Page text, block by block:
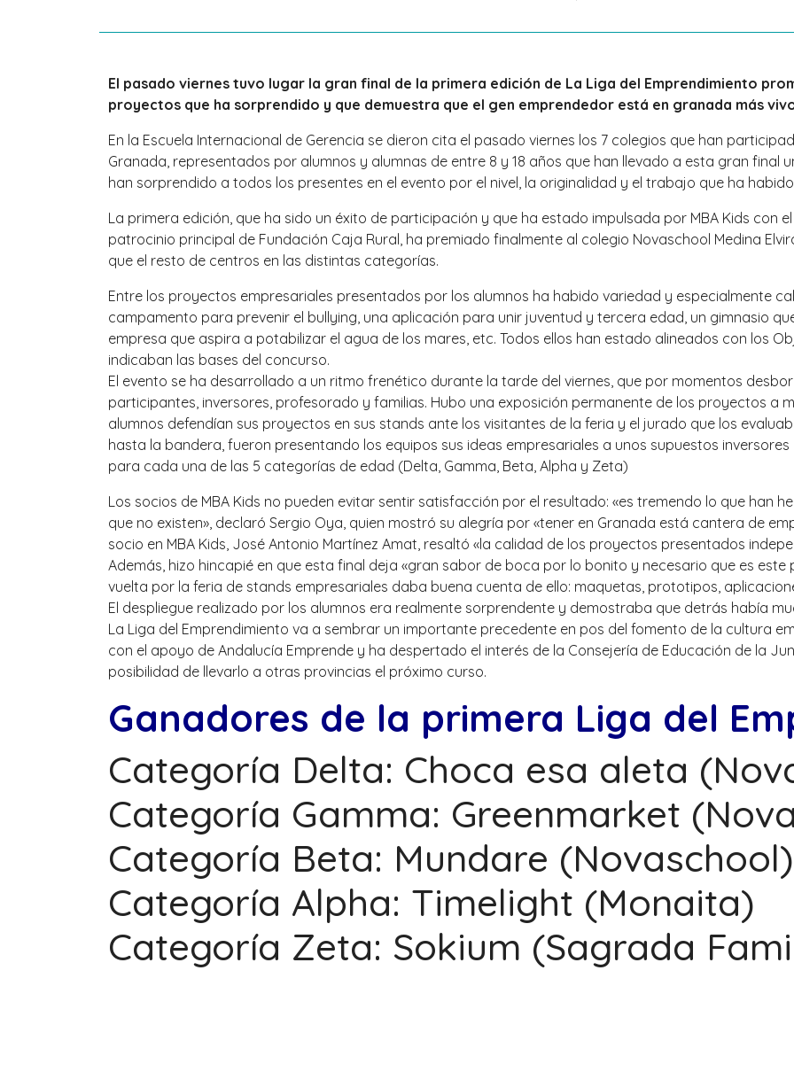
El pasado viernes tuvo lugar la gran final de la primera edición de La Liga del Emprendimiento
proyectos que ha sorprendido y que demuestra que el gen emprendedor está en granada más
En la Escuela Internacional de Gerencia se dieron cita el pasado viernes los 7 colegios que han
Granada, representados por alumnos y alumnas de entre 8 y 18 años que han llevado a esta gran final
han sorprendido a todos los presentes en el evento por el nivel, la originalidad y el trabajo que ha
La primera edición, que ha sido un éxito de participación y que ha estado impulsada por MBA Kids con
patrocinio principal de Fundación Caja Rural, ha premiado finalmente al colegio Novaschool Medina
que el resto de centros en las distintas categorías.
Entre los proyectos empresariales presentados por los alumnos ha habido variedad y especialmente
campamento para prevenir el bullying, una aplicación para unir juventud y tercera edad, un gimnasio
empresa que aspira a potabilizar el agua de los mares, etc. Todos ellos han estado alineados con los
indicaban las bases del concurso.
El evento se ha desarrollado a un ritmo frenético durante la tarde del viernes, que por momentos
participantes, inversores, profesorado y familias. Hubo una exposición permanente de los proyectos a
alumnos defendían sus proyectos en sus stands ante los visitantes de la feria y el jurado que los
hasta la bandera, fueron presentando los equipos sus ideas empresariales a unos supuestos
para cada una de las 5 categorías de edad (Delta, Gamma, Beta, Alpha y Zeta)
Los socios de MBA Kids no pueden evitar sentir satisfacción por el resultado: «es tremendo lo que han
que no existen», declaró Sergio Oya, quien mostró su alegría por «tener en Granada está cantera de
socio en MBA Kids, José Antonio Martínez Amat, resaltó «la calidad de los proyectos presentados
Además, hizo hincapié en que esta final deja «gran sabor de boca por lo bonito y necesario que es este
vuelta por la feria de stands empresariales daba buena cuenta de ello: maquetas, prototipos,
El despliegue realizado por los alumnos era realmente sorprendente y demostraba que detrás había
La Liga del Emprendimiento va a sembrar un importante precedente en pos del fomento de la cultura
con el apoyo de Andalucía Emprende y ha despertado el interés de la Consejería de Educación de la
posibilidad de llevarlo a otras provincias el próximo curso.
Ganadores de la primera Liga del
Categoría Delta: Choca esa aleta
Categoría Gamma: Greenmarket
Categoría Beta: Mundare (Novaschool)
Categoría Alpha: Timelight (Monaita)
Categoría Zeta: Sokium (Sagrada